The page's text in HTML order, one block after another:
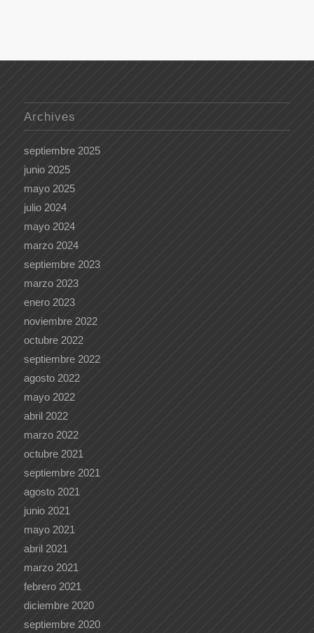
Archives
septiembre 2025
junio 2025
mayo 2025
julio 2024
mayo 2024
marzo 2024
septiembre 2023
marzo 2023
enero 2023
noviembre 2022
octubre 2022
septiembre 2022
agosto 2022
mayo 2022
abril 2022
marzo 2022
octubre 2021
septiembre 2021
agosto 2021
junio 2021
mayo 2021
abril 2021
marzo 2021
febrero 2021
diciembre 2020
septiembre 2020